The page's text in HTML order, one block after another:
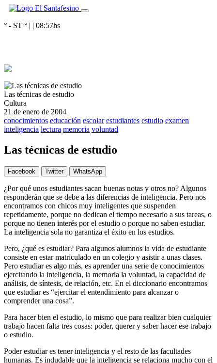
° - ST ° | | 08:57hs
Las técnicas de estudio
Cultura
21 de enero de 2004
conocimientos educación escolar estudiantes estudio examen
inteligencia lectura memoria voluntad
Las técnicas de estudio
Facebook Twitter WhatsApp
¿Por qué unos estudiantes sacan buenas notas y otros no? Algunos
responderán que se debe a las diferencias de inteligencia. Pero nos
encontramos con chicos muy inteligentes que suspenden
repetidamente, porque no dedican el tiempo necesario a sus tareas, o
porque no tienen interés por el estudio o porque no saben estudiar.
La inteligencia sola no garantiza el éxito en los estudios.
Pero, ¿qué es estudiar? Para algunos alumnos la vida de estudiante
consiste en estar matriculado en un colegio y asistir a unas clases.
Pero estudiar es algo más, es aprender una serie de conocimientos
ejercitando la inteligencia, la memoria la voluntad, la capacidad de
análisis, de síntesis, de relación, etc. En el diccionario encontramos
que estudiar es “ejercitar el entendimiento para alcanzar o
comprender una cosa”.
Para hacer bien el estudio, lo mismo que para realizar bien cualquier
trabajo hacen falta tres cosas: poder, querer y saber hacer ese trabajo
o estudio.
Poder estudiar es tener inteligencia y el resto de las facultades
humanas. Es indudable que la inteligencia se relaciona mucho con el